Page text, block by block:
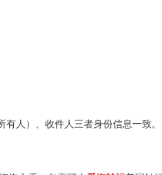
人）、收件人三者身份信息一致。